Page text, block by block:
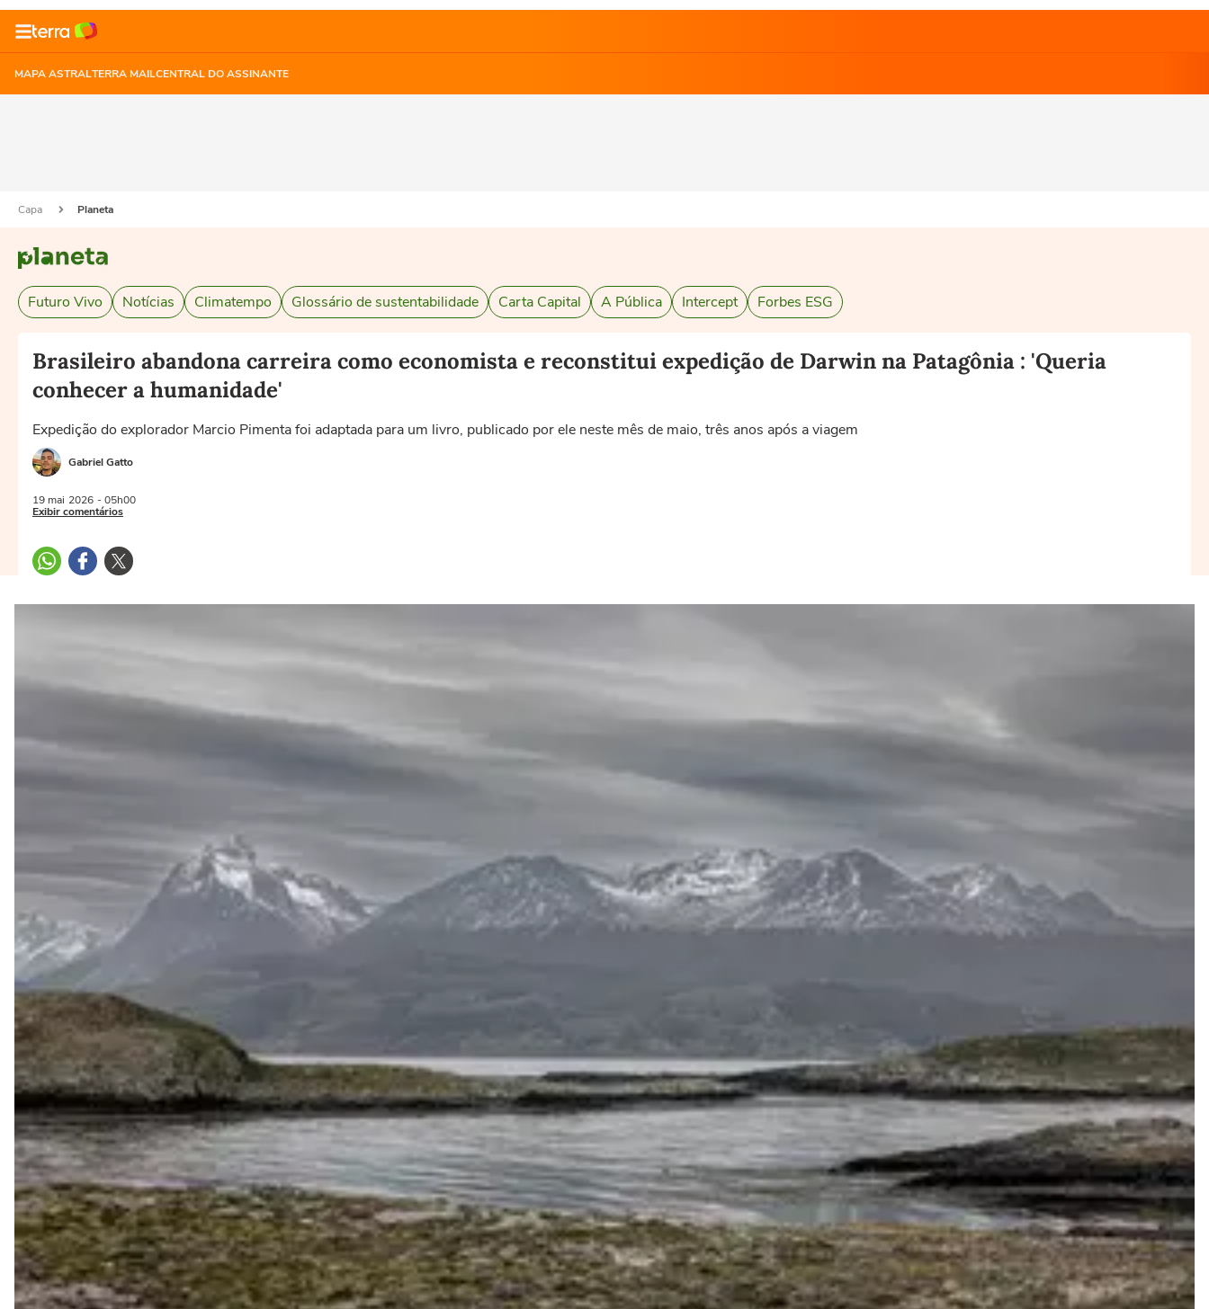
MAPA ASTRALTERRA MAILCENTRAL DO ASSINANTE
Capa Planeta
Futuro Vivo Notícias Climatempo Glossário de sustentabilidade Carta Capital A Pública Intercept Forbes ESG
Brasileiro abandona carreira como economista e reconstitui expedição de Darwin na Patagônia : 'Queria
conhecer a humanidade'
Expedição do explorador Marcio Pimenta foi adaptada para um livro, publicado por ele neste mês de maio, três anos após a viagem
Gabriel Gatto
19 mai 2026 - 05h00
Exibir comentários